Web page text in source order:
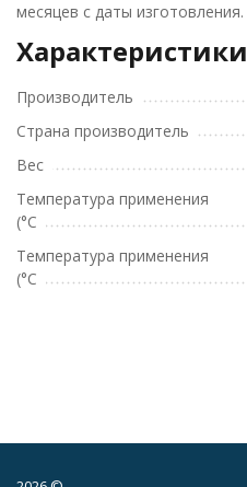
месяцев с даты изготовления.
Характеристики
Производитель
Страна производитель
Вес
Температура применения
(°С
Температура применения
(°С